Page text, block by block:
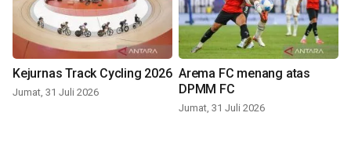
Kejurnas Track Cycling 2026
Jumat, 31 Juli 2026
Arema FC menang atas
DPMM FC
Jumat, 31 Juli 2026